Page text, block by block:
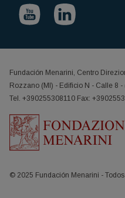
Fundación Menarini, Centro
Rozzano (MI) - Edificio N - Calle 8
Tel. +390255308110 Fax:
© 2025 Fundación Menarini -